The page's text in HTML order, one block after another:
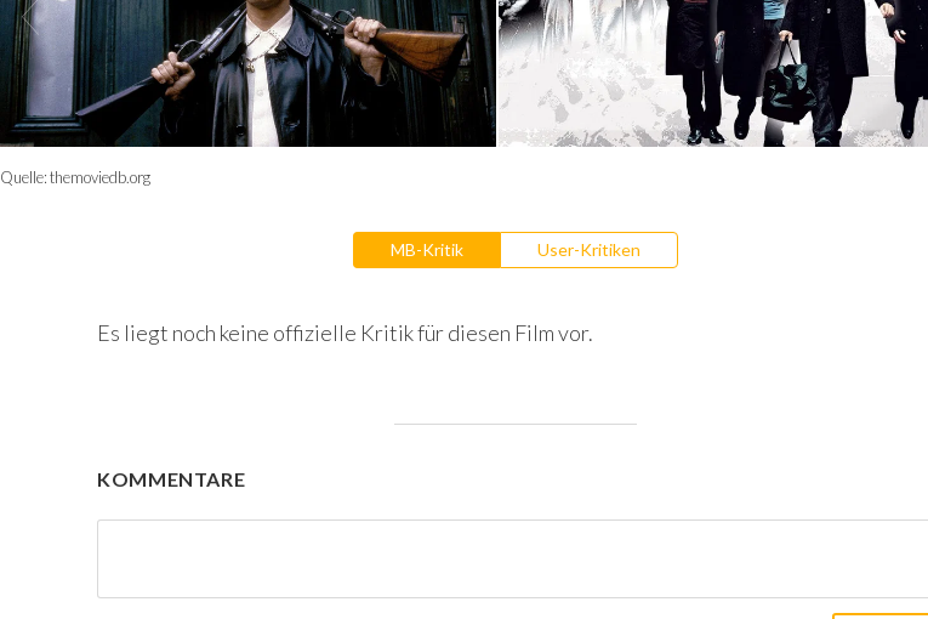
Quelle:themoviedb.org
MB-Kritik User-Kritiken
Es liegt noch keine offizielle Kritik für diesen Film vor.
KOMMENTARE